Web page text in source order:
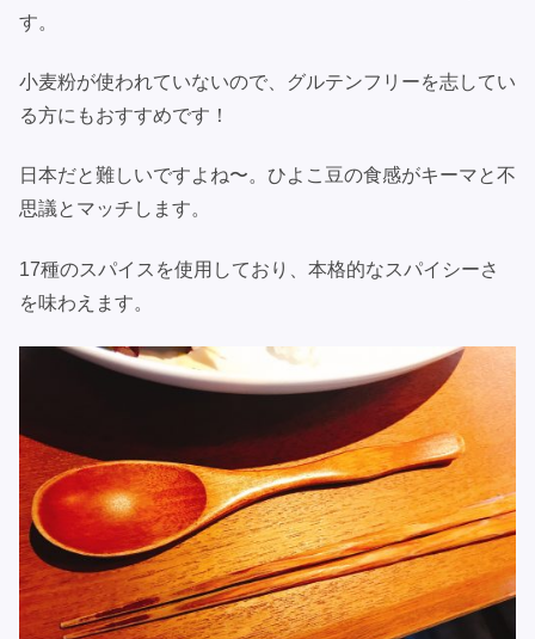
す。
小麦粉が使われていないので、グルテンフリーを志してい
る方にもおすすめです！
日本だと難しいですよね〜。ひよこ豆の食感がキーマと不
思議とマッチします。
17種のスパイスを使用しており、本格的なスパイシーさ
を味わえます。